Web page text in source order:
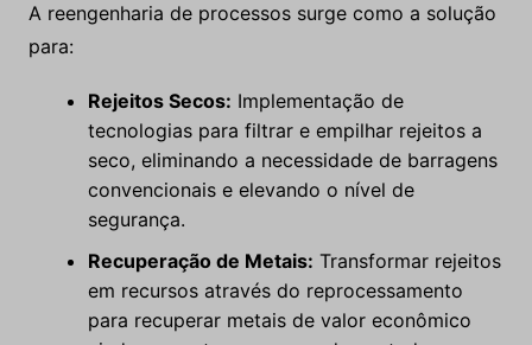
A reengenharia de processos surge como a solução
para:
Rejeitos Secos: Implementação de
tecnologias para filtrar e empilhar rejeitos a
seco, eliminando a necessidade de barragens
convencionais e elevando o nível de
segurança.
Recuperação de Metais: Transformar rejeitos
em recursos através do reprocessamento
para recuperar metais de valor econômico